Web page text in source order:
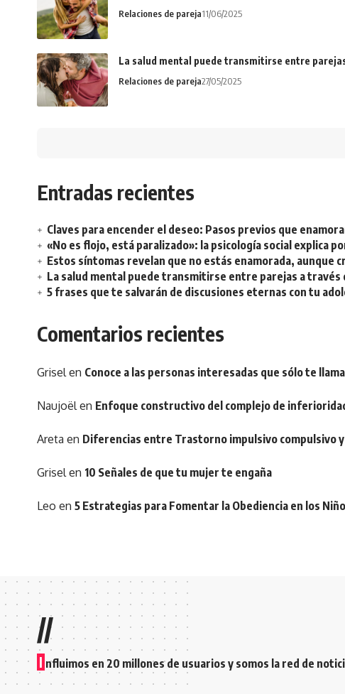
Relaciones de pareja11/06/2025
La salud mental puede transmitirse entre
Relaciones de pareja27/05/2025
Entradas recientes
Claves para encender el deseo: Pasos previos que
«No es flojo, está paralizado»: la psicología social explica
Estos síntomas revelan que no estás enamorada, aunque
La salud mental puede transmitirse entre parejas a través
5 frases que te salvarán de discusiones eternas con tu
Comentarios recientes
Grisel en Conoce a las personas interesadas que sólo te
Naujoël en Enfoque constructivo del complejo de
Areta en Diferencias entre Trastorno impulsivo compulsivo
Grisel en 10 Señales de que tu mujer te engaña
Leo en 5 Estrategias para Fomentar la Obediencia en los
//
I nfluimos en 20 millones de usuarios y somos la red de